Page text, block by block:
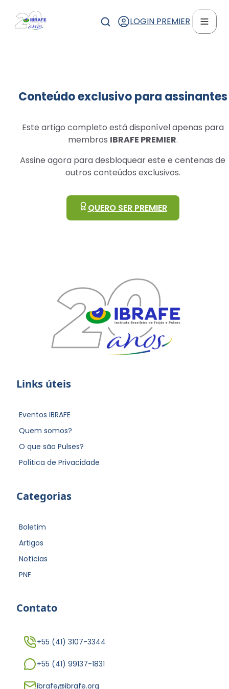
LOGIN PREMIER
Conteúdo exclusivo para assinantes
Este artigo completo está disponível apenas para
membros IBRAFE PREMIER.
Assine agora para desbloquear este e centenas de
outros conteúdos exclusivos.
QUERO SER PREMIER
Links úteis
Eventos IBRAFE
Quem somos?
O que são Pulses?
Política de Privacidade
Categorias
Boletim
Artigos
Notícias
PNF
Contato
+55 (41) 3107-3344
+55 (41) 99137-1831
ibrafe@ibrafe.org